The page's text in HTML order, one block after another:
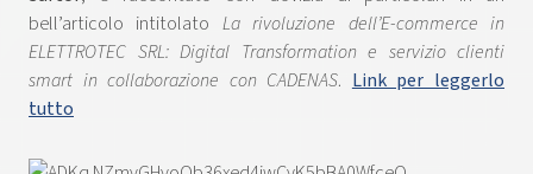
bell’articolo intitolato La rivoluzione dell’E-commerce in
ELETTROTEC SRL: Digital Transformation e servizio clienti
smart in collaborazione con CADENAS. Link per leggerlo
tutto